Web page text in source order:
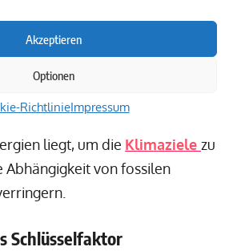
Akzeptieren
Optionen
RichtlinieImpressum
hin zu nachhaltigen
eine entscheidende Rolle in
Deutschlands. Im Jahr 2025 wird
liegt, um die Klimaziele zu
Abhängigkeit von fossilen
Schlüsselfaktor